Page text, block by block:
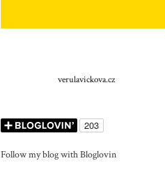
verulavickova.cz
Follow my blog with Bloglovin